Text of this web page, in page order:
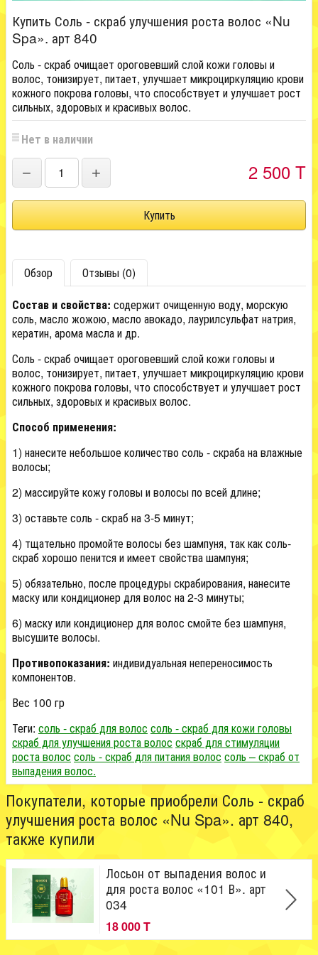
Купить Соль - скраб улучшения роста волос «Nu
Spa». арт 840
Соль - скраб очищает ороговевший слой кожи головы и
волос, тонизирует, питает, улучшает микроциркуляцию крови
кожного покрова головы, что способствует и улучшает рост
сильных, здоровых и красивых волос.
Нет в наличии
− + 2 500 T
Обзор
Отзывы (0)
Состав и свойства: содержит очищенную воду, морскую
соль, масло жожою, масло авокадо, лаурилсульфат натрия,
кератин, арома масла и др.
Соль - скраб очищает ороговевший слой кожи головы и
волос, тонизирует, питает, улучшает микроциркуляцию крови
кожного покрова головы, что способствует и улучшает рост
сильных, здоровых и красивых волос.
Способ применения:
1) нанесите небольшое количество соль - скраба на влажные
волосы;
2) массируйте кожу головы и волосы по всей длине;
3) оставьте соль - скраб на 3-5 минут;
4) тщательно промойте волосы без шампуня, так как соль-
скраб хорошо пенится и имеет свойства шампуня;
5) обязательно, после процедуры скрабирования, нанесите
маску или кондиционер для волос на 2-3 минуты;
6) маску или кондиционер для волос смойте без шампуня,
высушите волосы.
Противопоказания: индивидуальная непереносимость
компонентов.
Вес 100 гр
Теги: соль - скраб для волос соль - скраб для кожи головы
скраб для улучшения роста волос скраб для стимуляции
роста волос соль - скраб для питания волос соль – скраб от
выпадения волос.
Покупатели, которые приобрели Соль - скраб
улучшения роста волос «Nu Spa». арт 840,
также купили
Лосьон от выпадения волос и
для роста волос «101 В». арт
034
18 000 T